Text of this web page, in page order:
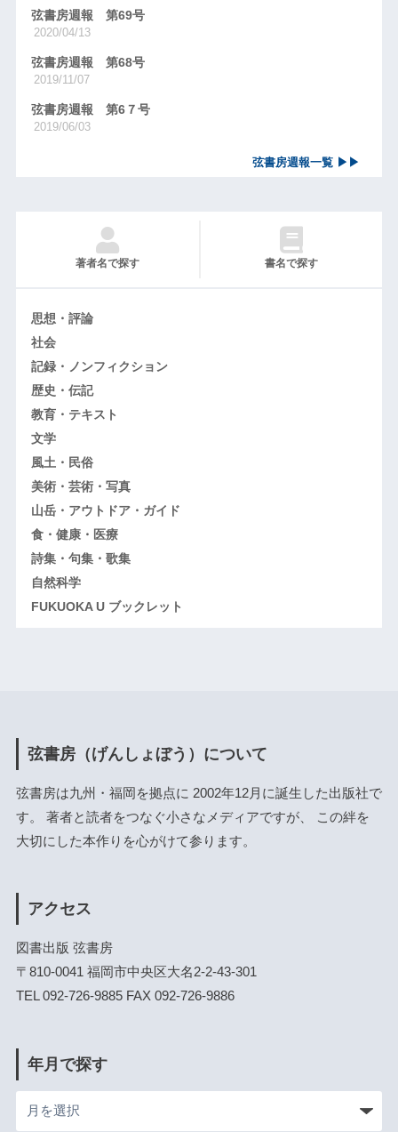
弦書房週報 第69号
2020/04/13
弦書房週報 第68号
2019/11/07
弦書房週報 第6７号
2019/06/03
弦書房週報一覧 ▶▶
著者名で探す 書名で探す
思想・評論
社会
記録・ノンフィクション
歴史・伝記
教育・テキスト
文学
風土・民俗
美術・芸術・写真
山岳・アウトドア・ガイド
食・健康・医療
詩集・句集・歌集
自然科学
FUKUOKA U ブックレット
弦書房（げんしょぼう）について
弦書房は九州・福岡を拠点に 2002年12月に誕生した出版社で
す。 著者と読者をつなぐ小さなメディアですが、 この絆を
大切にした本作りを心がけて参ります。
アクセス
図書出版 弦書房
〒810-0041 福岡市中央区大名2-2-43-301
TEL 092-726-9885 FAX 092-726-9886
年月で探す